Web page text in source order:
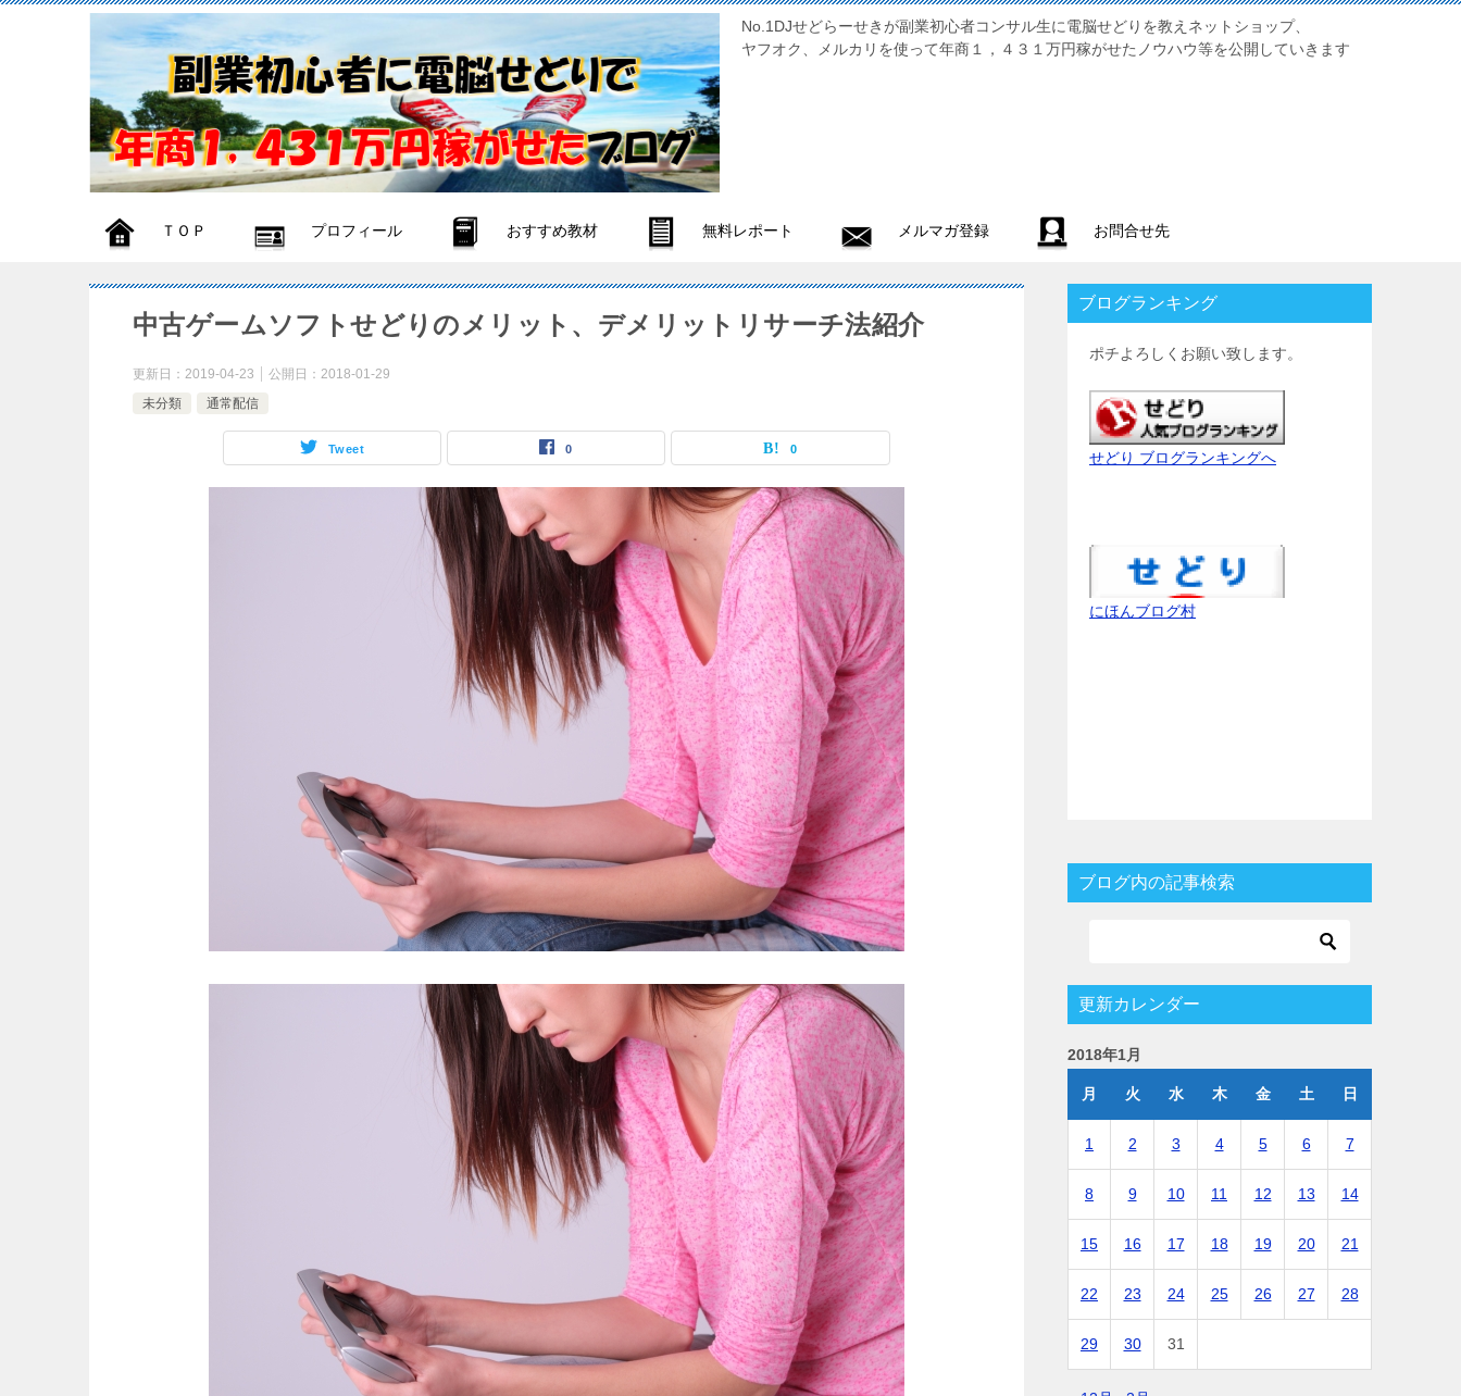
No.1DJせどらーせきが副業初心者コンサル生に電脳せどりを教えネットショップ、
ヤフオク、メルカリを使って年商１，４３１万円稼がせたノウハウ等を公開していきます
ＴＯＰ プロフィール おすすめ教材 無料レポート メルマガ登録 お問合せ先
中古ゲームソフトせどりのメリット、デメリットリサーチ法紹介
更新日： 2019-04-23 公開日： 2018-01-29
未分類
通常配信
Tweet 0 0
ブログランキング
ポチよろしくお願い致します。
せどり ブログランキングへ
にほんブログ村
ブログ内の記事検索
更新カレンダー
2018年1月
月 火 水 木 金 土 日
1 2 3 4 5 6 7
8 9 10 11 12 13 14
15 16 17 18 19 20 21
22 23 24 25 26 27 28
29 30 31